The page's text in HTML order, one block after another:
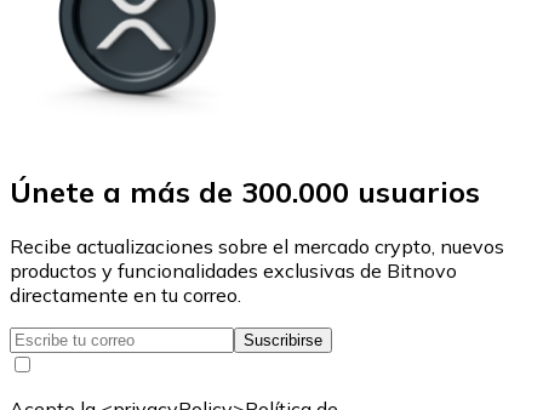
Únete a más de 300.000 usuarios
Recibe actualizaciones sobre el mercado crypto, nuevos
productos y funcionalidades exclusivas de Bitnovo
directamente en tu correo.
Suscribirse